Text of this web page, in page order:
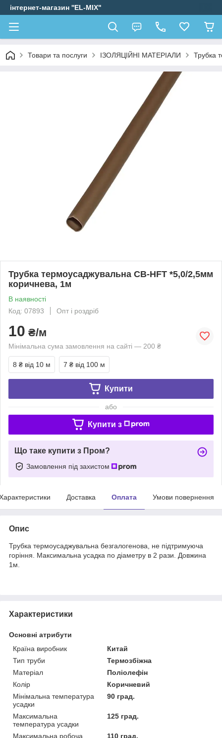
інтернет-магазин ''EL-MIX"
Товари та послуги ІЗОЛЯЦІЙНІ МАТЕРІАЛИ Трубка
Трубка термоусаджувальна CB-HFT *5,0/2,5мм
коричнева, 1м
В наявності
Код: 07893
Опт і роздріб
10 ₴/м
Мінімальна сума замовлення на сайті — 200 ₴
8 ₴ від 10 м 7 ₴ від 100 м
Купити
або
Купити з
Що таке купити з Пром?
Замовлення під захистом
Доставка Оплата Умови повернення
Опис
Трубка термоусаджувальна безгалогенова, не підтримуюча
горіння. Максимальна усадка по діаметру в 2 рази. Довжина
1м.
Характеристики
Основні атрибути
Країна виробник
Китай
Тип труби
Термозбіжна
Матеріал
Поліолефін
Колір
Коричневий
Мінімальна температура
усадки
90 град.
Максимальна
температура усадки
125 град.
Максимальна робоча
110 град.